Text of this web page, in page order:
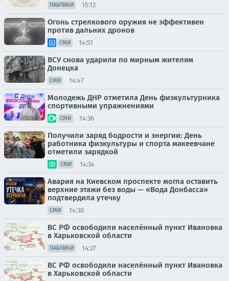
ПАБЛИКИ 15:12
Огонь стрелкового оружия не эффективен
против дальних дронов
СМИ 14:51
ВСУ снова ударили по мирным жителям
Донецка
СМИ 14:47
Молодежь ДНР отметила День физкультурника
спортивными упражнениями
СМИ 14:36
Получили заряд бодрости и энергии: День
работника физкультуры и спорта макеевчане
отметили зарядкой
СМИ 14:34
Авария на Киевском проспекте могла оставить
верхние этажи без воды — «Вода Донбасса»
подтвердила утечку
СМИ 14:30
ВС РФ освободили населённый пункт Ивановка
в Харьковской области
ПАБЛИКИ 14:27
ВС РФ освободили населённый пункт Ивановка
в Харьковской области